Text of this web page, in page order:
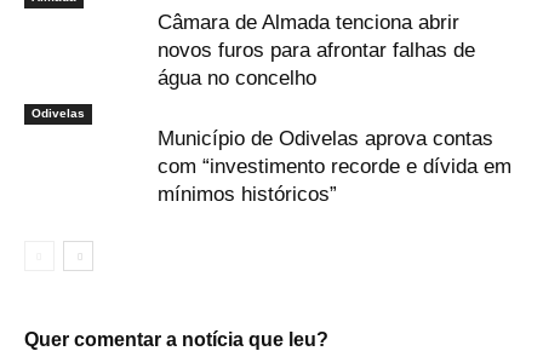
Câmara de Almada tenciona abrir
novos furos para afrontar falhas de
água no concelho
Odivelas
Município de Odivelas aprova contas
com “investimento recorde e dívida em
mínimos históricos”
Quer comentar a notícia que leu?